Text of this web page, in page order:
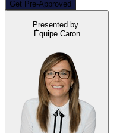
Get Pre-Approved
Presented by
Équipe Caron